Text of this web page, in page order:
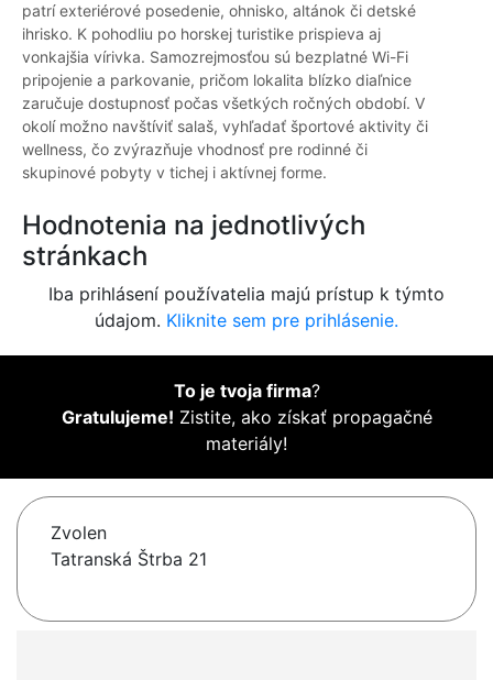
patrí exteriérové posedenie, ohnisko, altánok či detské
ihrisko. K pohodliu po horskej turistike prispieva aj
vonkajšia vírivka. Samozrejmosťou sú bezplatné Wi-Fi
pripojenie a parkovanie, pričom lokalita blízko diaľnice
zaručuje dostupnosť počas všetkých ročných období. V
okolí možno navštíviť salaš, vyhľadať športové aktivity či
wellness, čo zvýrazňuje vhodnosť pre rodinné či
skupinové pobyty v tichej i aktívnej forme.
Hodnotenia na jednotlivých
stránkach
Iba prihlásení používatelia majú prístup k týmto
údajom. Kliknite sem pre prihlásenie.
To je tvoja firma?
Gratulujeme! Zistite, ako získať propagačné
materiály!
Zvolen
Tatranská Štrba 21